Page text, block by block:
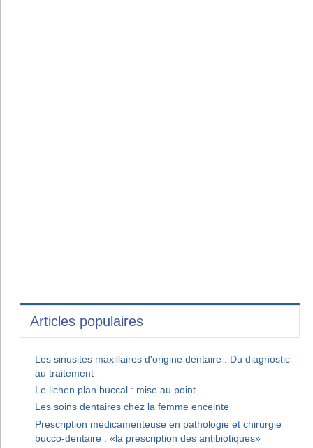
Articles populaires
Les sinusites maxillaires d'origine dentaire : Du diagnostic
au traitement
Le lichen plan buccal : mise au point
Les soins dentaires chez la femme enceinte
Prescription médicamenteuse en pathologie et chirurgie
bucco-dentaire : «la prescription des antibiotiques»